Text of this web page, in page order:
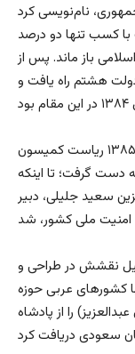
نام‌نویسی کرد
با کسب تنها دو درصد
باز ماند. پس از
دولت هشتم راه یافت و
با روی کار آمدن محمود احمدی‌نژاد، از سال ۱۳۸۵ ریاست کمیسون
دست گرفت؛ تا اینکه
جایگزین سعید جلیلی، دبیر
نقشش در طراحی و
کشورهای عربی حوزه
را از پادشاه